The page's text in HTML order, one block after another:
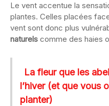
Le vent accentue la
plantes. Celles placées
vent sont donc plus
naturels comme des haies
La fleur que les
l’hiver (et que vous
planter)